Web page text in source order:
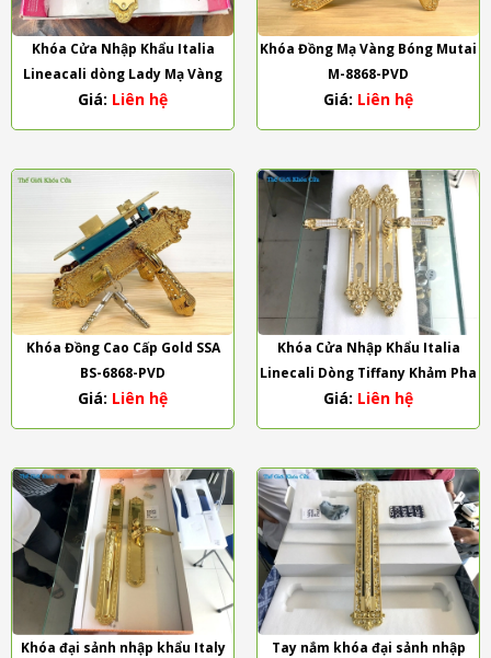
Khóa Cửa Nhập Khẩu Italia
Lineacali dòng Lady Mạ Vàng
Giá: Liên hệ
Khóa Đồng Mạ Vàng Bóng Mutai
M-8868-PVD
Giá: Liên hệ
Khóa Đồng Cao Cấp Gold SSA
BS-6868-PVD
Giá: Liên hệ
Khóa Cửa Nhập Khẩu Italia
Linecali Dòng Tiffany Khảm Pha
Lê Swarovski
Giá: Liên hệ
Khóa đại sảnh nhập khẩu Italy
Tay nắm khóa đại sảnh nhập